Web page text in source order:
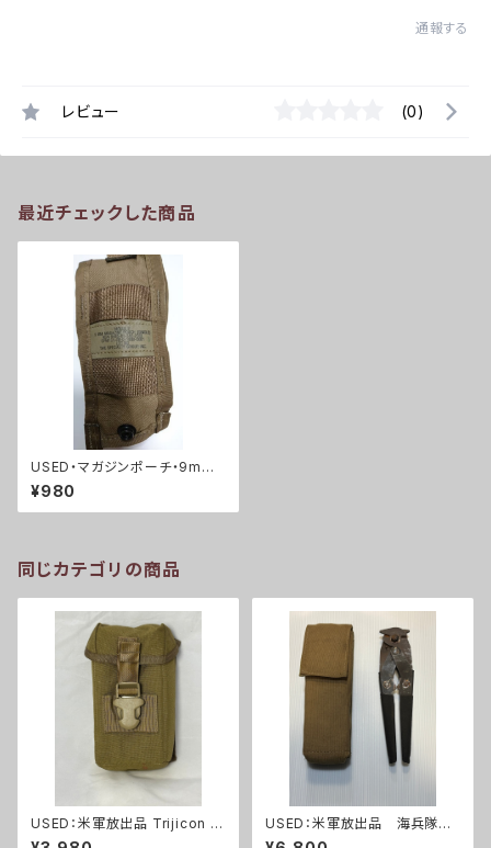
通報する
レビュー (0)
最近チェックした商品
USED・マガジンポーチ・9mm
(A0024)
¥980
同じカテゴリの商品
USED：米軍放出品 Trijicon A
COG RCO トリジコン アコグ
USED：米軍放出品 海兵隊
ワイヤーカッター+ポーチ(A0